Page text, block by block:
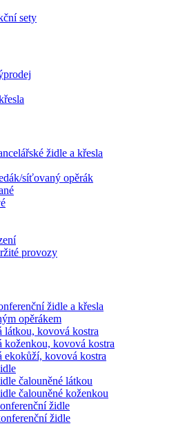
sety
židle a křesla
síťovaný opěrák
provozy
židle a křesla
opěrákem
látkou, kovová kostra
koženkou, kovová kostra
ekokůží, kovová kostra
čalouněné látkou
čalouněné koženkou
židle
židle